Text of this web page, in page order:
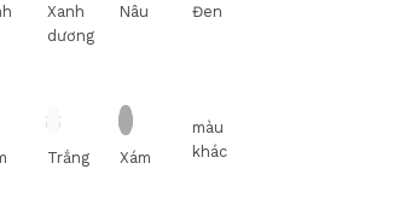
Xanh
dương
Nâu Đen
Trắng Xám
màu
khác